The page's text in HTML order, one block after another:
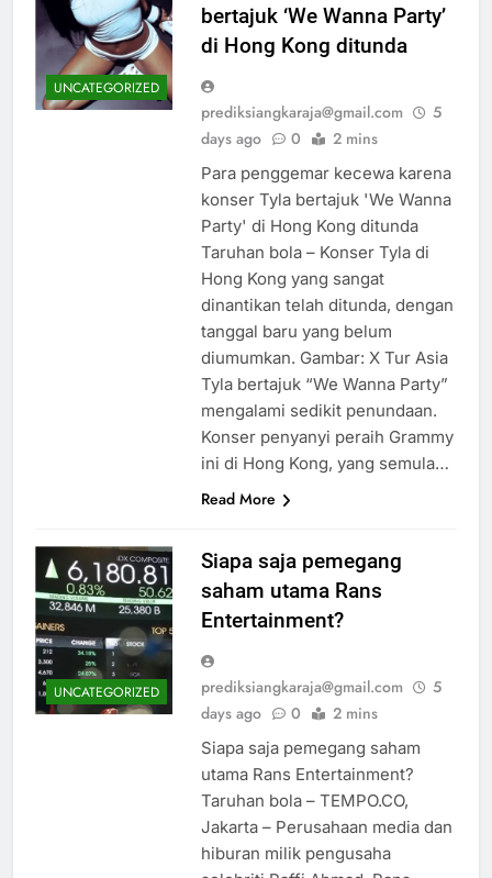
UNCATEGORIZED
bertajuk ‘We Wanna Party’
di Hong Kong ditunda
prediksiangkaraja@gmail.com
5
days ago
0 2 mins
Para penggemar kecewa karena
konser Tyla bertajuk 'We Wanna
Party' di Hong Kong ditunda
Taruhan bola – Konser Tyla di
Hong Kong yang sangat
dinantikan telah ditunda, dengan
tanggal baru yang belum
diumumkan. Gambar: X Tur Asia
Tyla bertajuk “We Wanna Party”
mengalami sedikit penundaan.
Konser penyanyi peraih Grammy
ini di Hong Kong, yang semula…
Read More
UNCATEGORIZED
Siapa saja pemegang
saham utama Rans
Entertainment?
prediksiangkaraja@gmail.com
5
days ago
0 2 mins
Siapa saja pemegang saham
utama Rans Entertainment?
Taruhan bola – TEMPO.CO,
Jakarta – Perusahaan media dan
hiburan milik pengusaha